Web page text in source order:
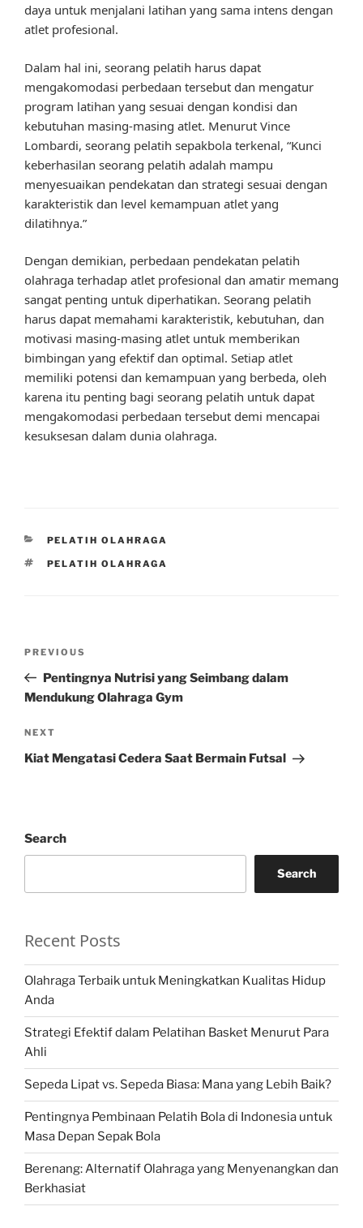
daya untuk menjalani latihan yang sama intens dengan
atlet profesional.
Dalam hal ini, seorang pelatih harus dapat
mengakomodasi perbedaan tersebut dan mengatur
program latihan yang sesuai dengan kondisi dan
kebutuhan masing-masing atlet. Menurut Vince
Lombardi, seorang pelatih sepakbola terkenal, “Kunci
keberhasilan seorang pelatih adalah mampu
menyesuaikan pendekatan dan strategi sesuai dengan
karakteristik dan level kemampuan atlet yang
dilatihnya.”
Dengan demikian, perbedaan pendekatan pelatih
olahraga terhadap atlet profesional dan amatir memang
sangat penting untuk diperhatikan. Seorang pelatih
harus dapat memahami karakteristik, kebutuhan, dan
motivasi masing-masing atlet untuk memberikan
bimbingan yang efektif dan optimal. Setiap atlet
memiliki potensi dan kemampuan yang berbeda, oleh
karena itu penting bagi seorang pelatih untuk dapat
mengakomodasi perbedaan tersebut demi mencapai
kesuksesan dalam dunia olahraga.
CATEGORIES
PELATIH OLAHRAGA
TAGS
PELATIH OLAHRAGA
Previous
Post
PREVIOUS
Pentingnya Nutrisi yang Seimbang dalam
Mendukung Olahraga Gym
Next
Post
NEXT
Kiat Mengatasi Cedera Saat Bermain Futsal
Search
Search
Recent Posts
Olahraga Terbaik untuk Meningkatkan Kualitas Hidup
Anda
Strategi Efektif dalam Pelatihan Basket Menurut Para
Ahli
Sepeda Lipat vs. Sepeda Biasa: Mana yang Lebih Baik?
Pentingnya Pembinaan Pelatih Bola di Indonesia untuk
Masa Depan Sepak Bola
Berenang: Alternatif Olahraga yang Menyenangkan dan
Berkhasiat